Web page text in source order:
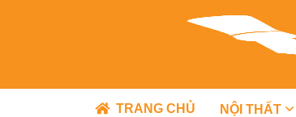
TRANG CHỦ NỘI THẤT